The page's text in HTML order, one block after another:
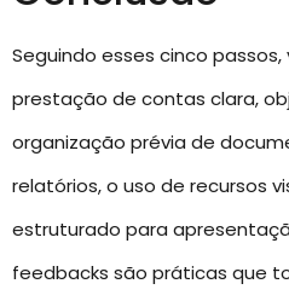
Seguindo esses cinco
prestação de contas clara,
organização prévia de
relatórios, o uso de recursos
estruturado para
feedbacks são práticas que